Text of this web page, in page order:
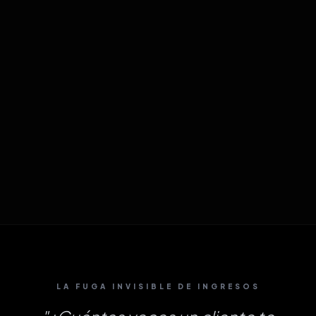
LA FUGA INVISIBLE DE INGRESOS